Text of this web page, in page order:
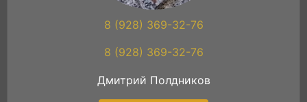
8 (928) 369-32-76
8 (928) 369-32-76
Дмитрий Полдников